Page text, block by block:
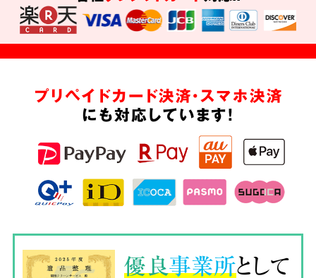
プリペイドカード決済・スマホ決済
にも対応しています!
優良事業所として